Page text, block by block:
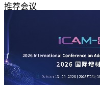
推荐会议